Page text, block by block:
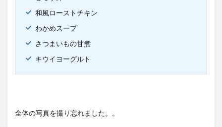
和風ローストチキン
わかめスープ
さつまいもの甘煮
キウイヨーグルト
全体の写真を撮り忘れました。。